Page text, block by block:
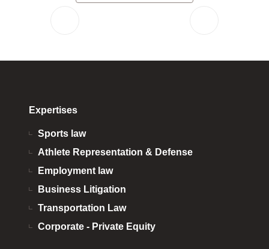
Expertises
Sports law
Athlete Representation & Defense
Employment law
Business Litigation
Transportation Law
Corporate - Private Equity